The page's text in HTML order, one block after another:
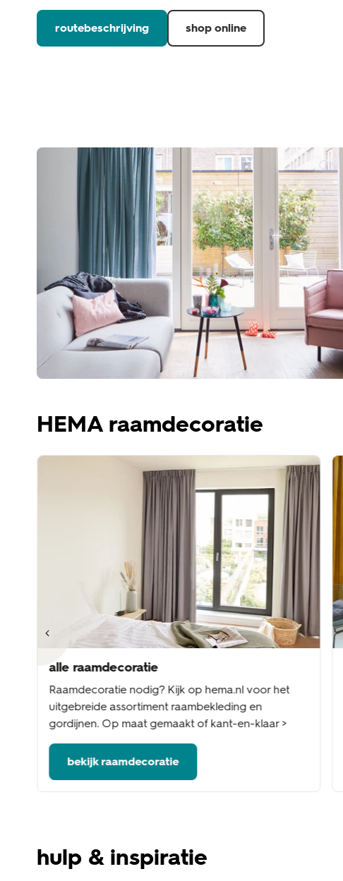
routebeschrijving shop online
HEMA raamdecoratie
alle raamdecoratie
Raamdecoratie nodig? Kijk op hema.nl voor het
uitgebreide assortiment raambekleding en
gordijnen. Op maat gemaakt of kant-en-klaar >
bekijk raamdecoratie
hulp & inspiratie